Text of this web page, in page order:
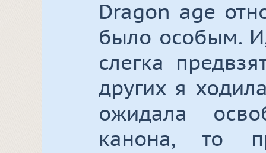
Dragon age
было особым.
слегка
других я
ожидала
канона, то